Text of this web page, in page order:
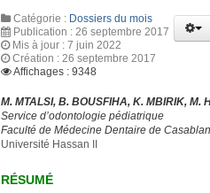
Catégorie : Dossiers du mois
Publication : 26 septembre 2017
Mis à jour : 7 juin 2022
Création : 26 septembre 2017
Affichages : 9348
M. MTALSI, B. BOUSFIHA, K. MBIRIK, M.
Service d’odontologie pédiatrique
Faculté de Médecine Dentaire de
Université Hassan II
RÉSUMÉ